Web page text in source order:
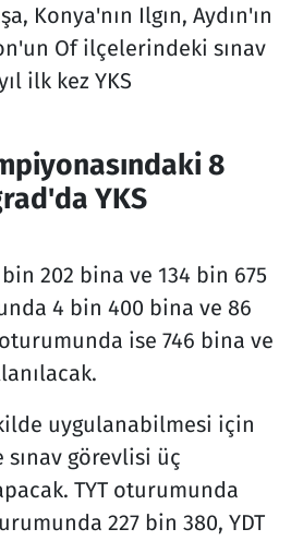
Konya'nın Ilgın, Aydın'ın
Of ilçelerindeki sınav
ilk kez YKS
8
YKS
202 bina ve 134 bin 675
4 bin 400 bina ve 86
ise 746 bina ve
uygulanabilmesi için
görevlisi üç
TYT oturumunda
227 bin 380, YDT